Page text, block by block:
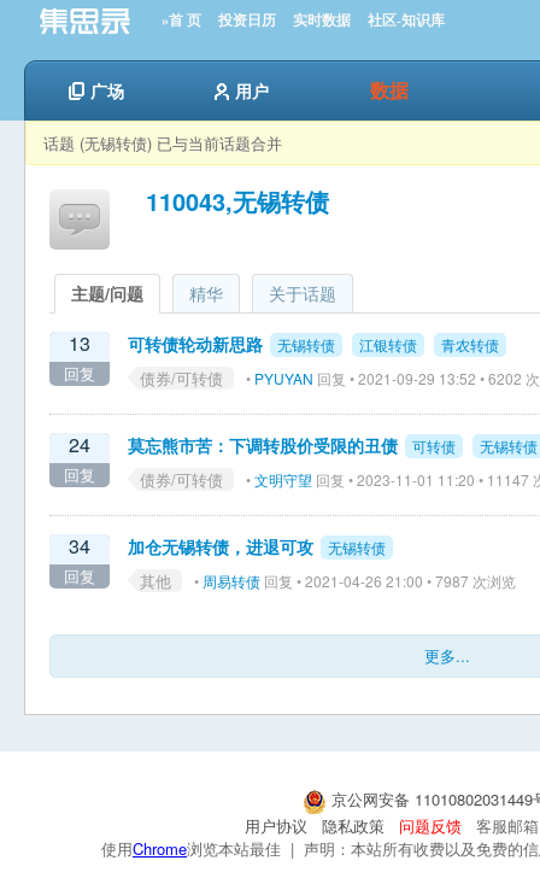
»首 页 投资日历 实时数据 社区-知识库
广场 用户 数据
话题 (无锡转债) 已与当前话题合并
110043,无锡转债
主题/问题 精华 关于话题
13
回复
可转债轮动新思路 无锡转债 江银转债 青农转债
债券/可转债 • PYUYAN 回复 • 2021-09-29 13:52 • 6202
24
回复
莫忘熊市苦：下调转股价受限的丑债 可转债 无锡转债
债券/可转债 •文明守望 回复 • 2023-11-01 11:20 • 11147
34
回复
加仓无锡转债，进退可攻 无锡转债
其他 • 周易转债 回复 • 2021-04-26 21:00 • 7987 次浏览
更多...
京公网安备
用户协议
隐私政策 问题反馈
客服邮
使用Chrome浏览本站最佳 | 声明：本站所有收费以及免费的